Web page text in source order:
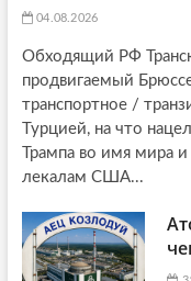
04.08.2026
Обходящий РФ
продвигаемый
транспортное /
Турцией, на что
Трампа во имя мира
лекалам США...